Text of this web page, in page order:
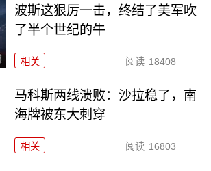
波斯这狠厉一击，终结了美军吹
了半个世纪的牛
相关 阅读 18408
马科斯两线溃败：沙拉稳了，南
海牌被东大刺穿
相关 阅读 16803